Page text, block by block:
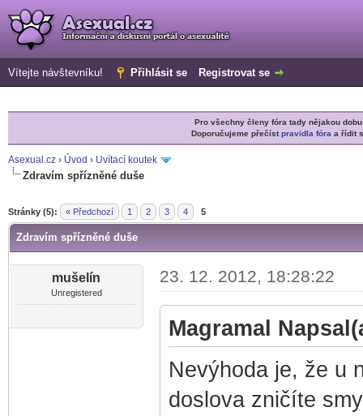
Vítejte návštevníku! Přihlásit se Registrovat se
Pro všechny členy fóra tady nějakou
Doporučujeme přečístpravidla fóra a řídit
Asexual.cz › Úvod › Uvítací koutek
Zdravím spřízněné duše
Stránky (5): « Předchozí 1 2 3 4 5
Zdravím spřízněné duše
mušelín
Unregistered
23. 12. 2012, 18:28:22
Magramal
Nevýhoda je, že u
doslova zničíte